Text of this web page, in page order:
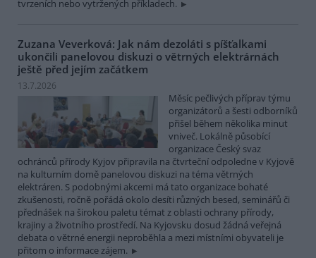
tvrzeních nebo vytržených příkladech.
Zuzana Veverková: Jak nám dezoláti s píšťalkami
ukončili panelovou diskuzi o větrných elektrárnách
ještě před jejím začátkem
13.7.2026
Měsíc pečlivých příprav týmu
organizátorů a šesti odborníků
přišel během několika minut
vniveč. Lokálně působící
organizace Český svaz
ochránců přírody Kyjov připravila na čtvrteční odpoledne v Kyjově
na kulturním domě panelovou diskuzi na téma větrných
elektráren. S podobnými akcemi má tato organizace bohaté
zkušenosti, ročně pořádá okolo desíti různých besed, seminářů či
přednášek na širokou paletu témat z oblasti ochrany přírody,
krajiny a životního prostředí. Na Kyjovsku dosud žádná veřejná
debata o větrné energii neproběhla a mezi místními obyvateli je
přitom o informace zájem.